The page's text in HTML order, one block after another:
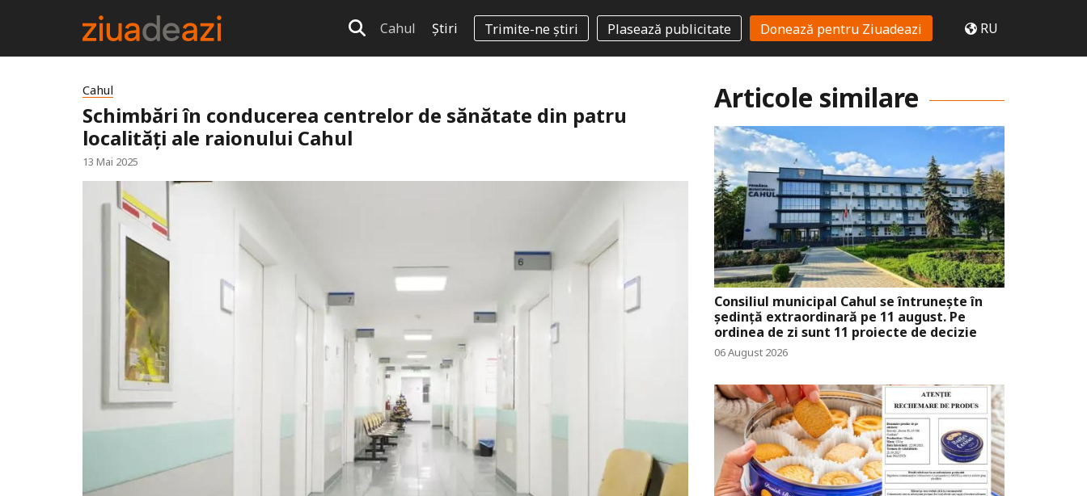
Cahul Știri Trimite-ne știri Plasează publicitate Donează pentru Ziuadeazi RU
Cahul
Schimbări în conducerea centrelor de sănătate din patru
localități ale raionului Cahul
13 Mai 2025
Articole similare
Consiliul municipal Cahul se întrunește în
ședință extraordinară pe 11 august. Pe
ordinea de zi sunt 11 proiecte de decizie
06 August 2026